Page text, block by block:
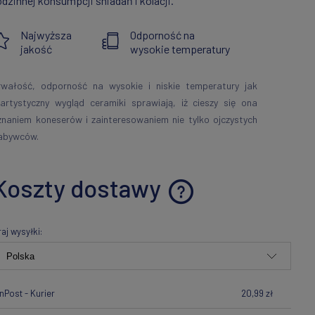
Najwyższa
jakość
Odporność na
wysokie temperatury
odporność na wysokie i niskie temperatury jak
wygląd ceramiki sprawiają, iż cieszy się ona
koneserów i zainteresowaniem nie tylko ojczystych
dostawy
wysyłki:
- Kurier 20,99 zł